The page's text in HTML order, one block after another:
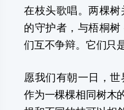
在枝头歌唱。两棵
的守护者，与梧桐
们互不争辩。它们只
愿我们有朝一日，
作为一棵棵相同树木